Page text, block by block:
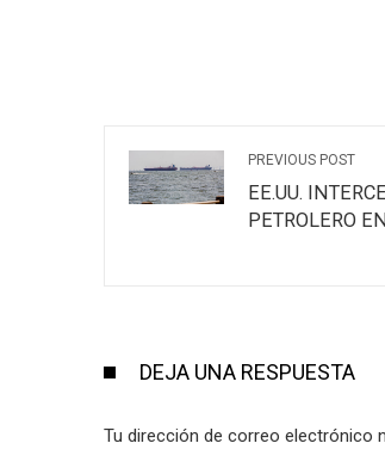
PREVIOUS POST
EE.UU.
PETROLERO
DEJA UNA RESPUESTA
Tu dirección de correo electrónico